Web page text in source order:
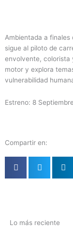
Ambientada a finales
sigue al piloto de
envolvente, colorista
motor y explora
vulnerabilidad
Estreno: 8 Septiembre
Compartir en:
Lo más reciente